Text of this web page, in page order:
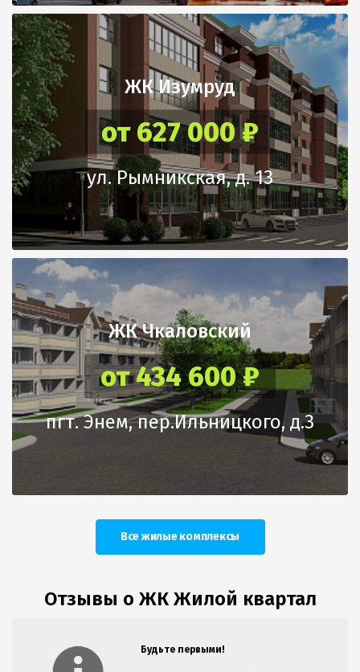
ЖК Изумруд
от 627 000 ₽
ул. Рымникская, д. 13
ЖК Чкаловский
от 434 600 ₽
пгт. Энем, пер.Ильницкого, д.3
Все жилые комплексы
Отзывы о ЖК Жилой квартал
Будьте первыми!